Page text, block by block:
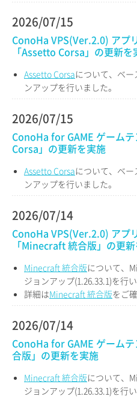
2026/07/15
ConoHa VPS(Ver.2.0) アプ
「Assetto Corsa」の更新を
Assetto Corsaについて、ベー
ンアップを行いました。
2026/07/15
ConoHa for GAME ゲーム
Corsa」の更新を実施
Assetto Corsaについて、ベー
ンアップを行いました。
2026/07/14
ConoHa VPS(Ver.2.0) アプ
「Minecraft 統合版」の更
Minecraft 統合版について、
ジョンアップ(1.26.33.1)を行い
詳細はMinecraft 統合版をご
2026/07/14
ConoHa for GAME ゲーム
合版」の更新を実施
Minecraft 統合版について、
ジョンアップ(1.26.33.1)を行い